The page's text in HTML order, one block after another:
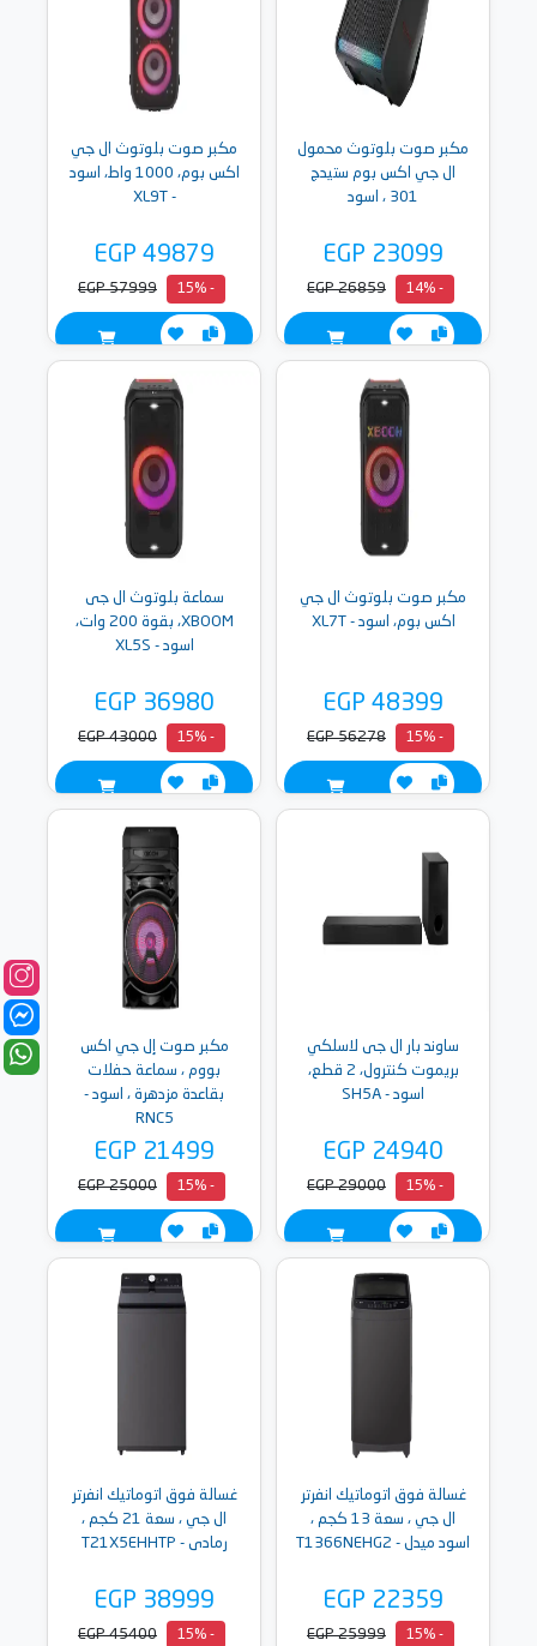
مكبر صوت بلوتوث محمول
ال جي اكس بوم ستيدج
301 ، اسود
EGP 23099
- 14%
EGP 26859
مكبر صوت بلوتوث ال جي
اكس بوم، 1000 واط، اسود
- XL9T
EGP 49879
- 15%
EGP 57999
مكبر صوت بلوتوث ال جي
اكس بوم، اسود - XL7T
EGP 48399
- 15%
EGP 56278
سماعة بلوتوث ال جى
XBOOM، بقوة 200 وات،
اسود - XL5S
EGP 36980
- 15%
EGP 43000
ساوند بار ال جى لاسلكي
بريموت كنترول، 2 قطع،
اسود - SH5A
EGP 24940
- 15%
EGP 29000
مكبر صوت إل جي اكس
بووم ، سماعة حفلات
بقاعدة مزدهرة ، اسود -
RNC5
EGP 21499
- 15%
EGP 25000
غسالة فوق اتوماتيك انفرتر
ال جي ، سعة 13 كجم ،
اسود ميدل - T1366NEHG2
EGP 22359
- 15%
EGP 25999
غسالة فوق اتوماتيك انفرتر
ال جي ، سعة 21 كجم ،
رمادى - T21X5EHHTP
EGP 38999
- 15%
EGP 45400